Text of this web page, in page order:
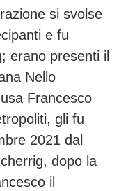
si svolse
e fu
erano presenti il
Nello
Francesco
gli fu
2021 dal
dopo la
il